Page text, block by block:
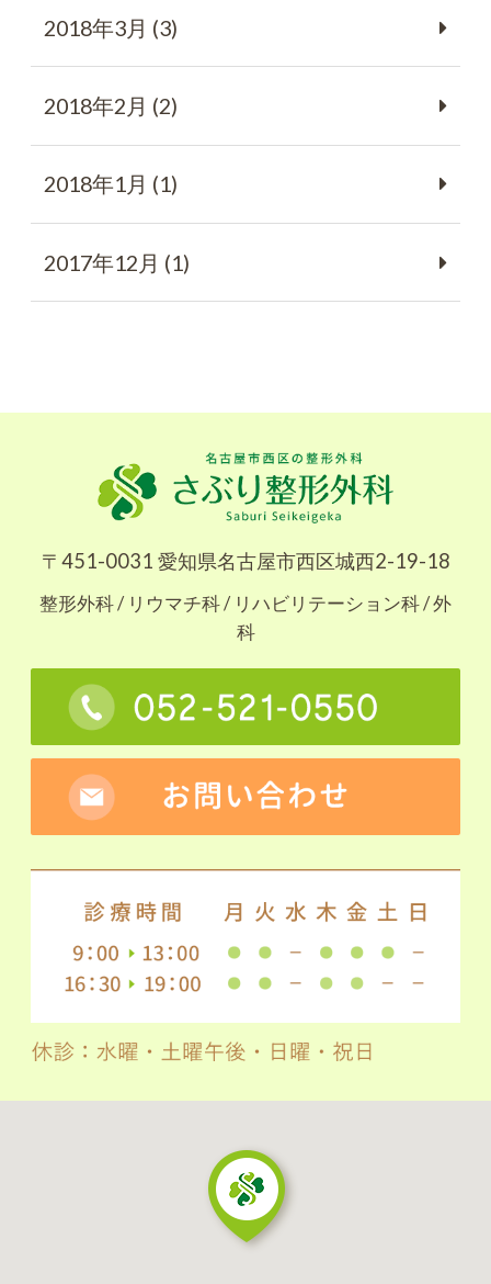
2018年3月 (3)
2018年2月 (2)
2018年1月 (1)
2017年12月 (1)
〒451-0031 愛知県名古屋市西区城西2-19-18
整形外科 / リウマチ科 / リハビリテーション科 / 外
科